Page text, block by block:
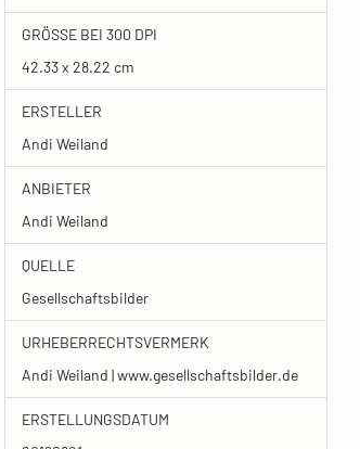
GRÖSSE BEI 300 DPI
42.33 x 28.22 cm
ERSTELLER
Andi Weiland
ANBIETER
Andi Weiland
QUELLE
Gesellschaftsbilder
URHEBERRECHTSVERMERK
Andi Weiland | www.gesellschaftsbilder.de
ERSTELLUNGSDATUM